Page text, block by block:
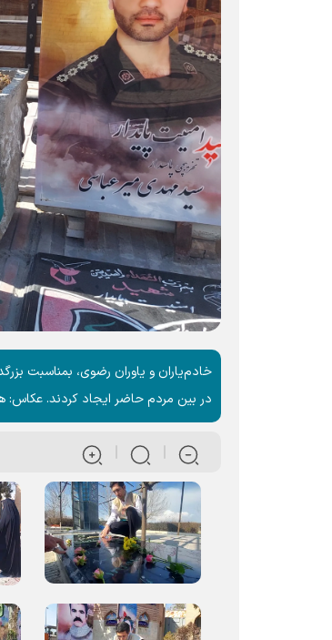
خادم‌یاران و یاوران رضوی، بمناسبت
در بین مردم حاضر ایجاد کردند. عکاس: